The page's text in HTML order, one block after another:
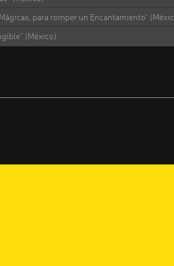
para romper un Encantamiento”
(México)